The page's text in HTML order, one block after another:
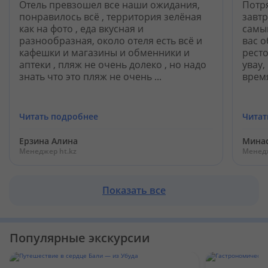
Кабинет туриста
Валюта: KZT USD EUR
Загрузить приложение из App Store
Загрузить приложение из Google Play
Отель превзошел все наши ожидания,
понравилось всё , территория зелёная
как на фото , еда вкусная и
разнообразная, около отеля есть всё и
кафешки и магазины и обменники и
аптеки , пляж не очень долеко , но надо
знать что это пляж не очень ...
Читать подробнее
Ерзина Алина
Менеджер ht.kz
вас
Показать все
Популярные экскурсии